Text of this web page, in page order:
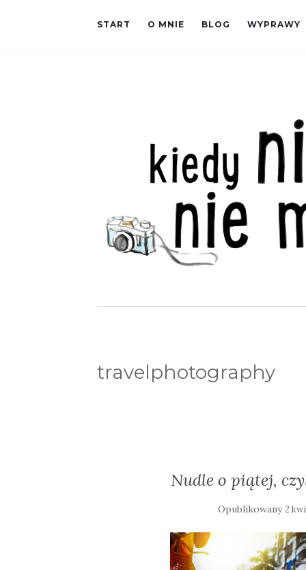
START O MNIE BLOG WYPRAWY
travelphotography
Nudle o piątej,
Opublikowany2